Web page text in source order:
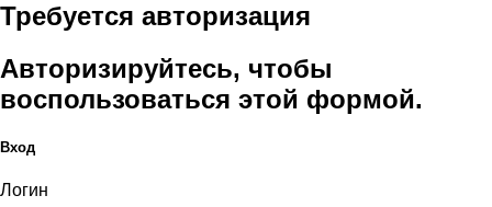
Требуется авторизация
Авторизируйтесь, чтобы
воспользоваться этой формой.
Вход
Логин